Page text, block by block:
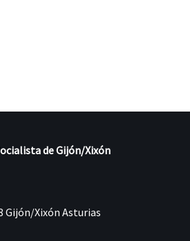
de Gijón/Xixón
Gijón/Xixón Asturias